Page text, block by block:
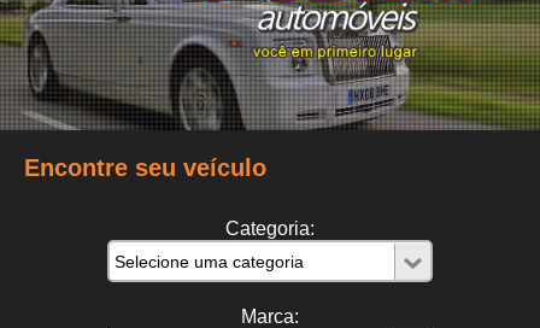
Encontre seu veículo
Categoria:
Marca: